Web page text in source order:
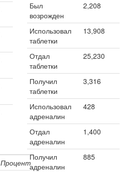
Процент
Был
возрожден
2,208
Использовал
таблетки
13,908
Отдал
таблетки
25,230
Получил
таблетки
3,316
Использовал
адреналин
428
Отдал
адреналин
1,400
Получил
адреналин
885